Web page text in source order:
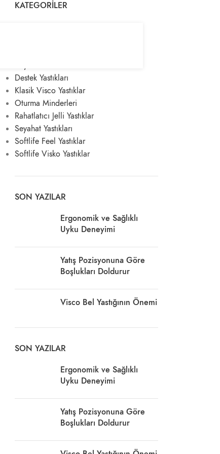
KATEGORILER
Destek Yastıkları
Klasik Visco Yastıklar
Oturma Minderleri
Rahatlatıcı Jelli Yastıklar
Seyahat Yastıkları
Softlife Feel Yastıklar
Softlife Visko Yastıklar
SON YAZILAR
Ergonomik ve Sağlıklı
Uyku Deneyimi
Yatış Pozisyonuna Göre
Boşlukları Doldurur
Visco Bel Yastığının Önemi
SON YAZILAR
Ergonomik ve Sağlıklı
Uyku Deneyimi
Yatış Pozisyonuna Göre
Boşlukları Doldurur